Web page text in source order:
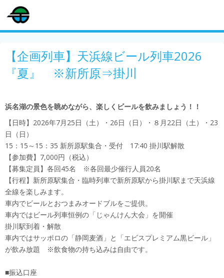
【企画列車】天浜線ビール列車2026
『夏』 ※新所原⇒掛川
浜名湖の景色を眺めながら、楽しくビールを飲みましょう！！
【日時】2026年7月25日（土）・26日（日）・８月22日（土）・23
日（日）
15：15～15：35 新所原駅集合・受付 17:40 掛川駅解散
【参加費】7,000円（税込）
【募集定員】各回45名 ※各回最少催行人員20名
【行程】新所原駅集合・臨時列車で新所原駅から掛川駅まで天浜線
全線を楽しみます。
車内でビールとおつまみオードブルをご提供。
車内ではビール列車恒例の「じゃんけん大会」を開催
掛川駅到着・解散
車内ではサッポロの「静岡麦酒」と「エビスプレミアム黒ビール」
が飲み放題 ※飲食物の持ち込みは自由です。
■振込口座